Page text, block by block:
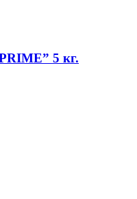
5 кг.